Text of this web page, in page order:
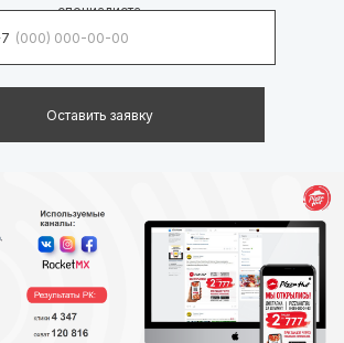
специалиста
Оставить заявку
считается
и ее
в России.